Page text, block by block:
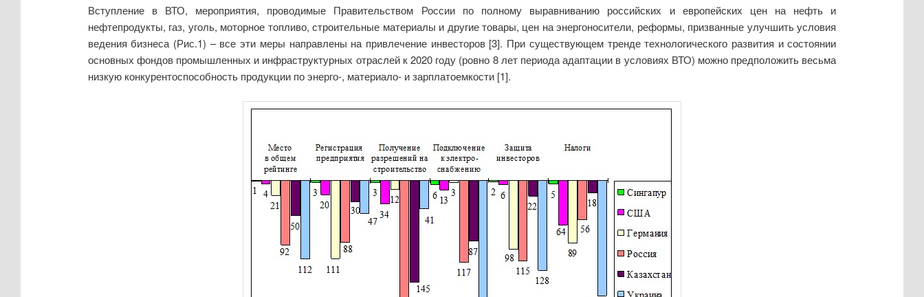
Вступление в ВТО, мероприятия, проводимые Правительством России по полному выравниванию российских и европейских цен на нефть и
нефтепродукты, газ, уголь, моторное топливо, строительные материалы и другие товары, цен на энергоносители, реформы, призванные улучшить условия
ведения бизнеса (Рис.1) – все эти меры направлены на привлечение инвесторов [3]. При существующем тренде технологического развития и состоянии
основных фондов промышленных и инфраструктурных отраслей к 2020 году (ровно 8 лет периода адаптации в условиях ВТО) можно предположить весьма
низкую конкурентоспособность продукции по энерго-, материало- и зарплатоемкости [1].